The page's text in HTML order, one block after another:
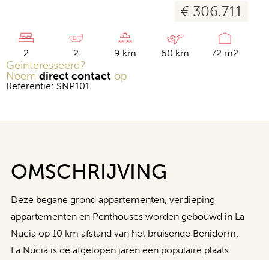
€ 306.711
2 2 9 km 60 km 72 m2
Geinteresseerd?
Neem direct contact op
Referentie: SNP101
OMSCHRIJVING
Deze begane grond appartementen, verdieping
appartementen en Penthouses worden gebouwd in La
Nucia op 10 km afstand van het bruisende Benidorm.
La Nucia is de afgelopen jaren een populaire plaats